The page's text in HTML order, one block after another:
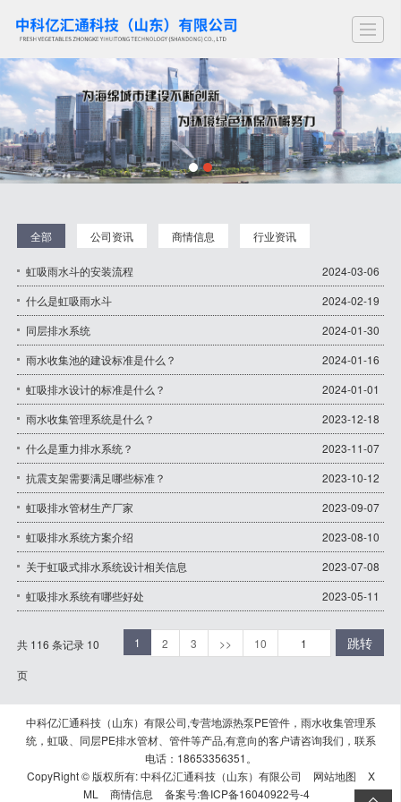
首页 关于亿汇通产品中心新闻动态工程案例 留言反馈联系我们 专
全部 公司资讯 商情信息 行业资讯
2024-03-06
虹吸雨水斗的安装流程
2024-02-19
什么是虹吸雨水斗
2024-01-30
同层排水系统
2024-01-16
雨水收集池的建设标准是什么？
2024-01-01
虹吸排水设计的标准是什么？
2023-12-18
雨水收集管理系统是什么？
2023-11-07
什么是重力排水系统？
2023-10-12
抗震支架需要满足哪些标准？
2023-09-07
虹吸排水管材生产厂家
2023-08-10
虹吸排水系统方案介绍
2023-07-08
关于虹吸式排水系统设计相关信息
2023-05-11
虹吸排水系统有哪些好处
共 116 条记录 10
页
1 2 3 >> 10 跳转
中科亿汇通科技（山东）有限公司,专营地源热泵PE管件，雨水收集管理系
统，虹吸、同层PE排水管材、管件等产品,有意向的客户请咨询我们，联系
电话：18653356351。
CopyRight © 版权所有:中科亿汇通科技（山东）有限公司 网站地图
X
ML
商情信息 备案号:鲁ICP备16040922号-4